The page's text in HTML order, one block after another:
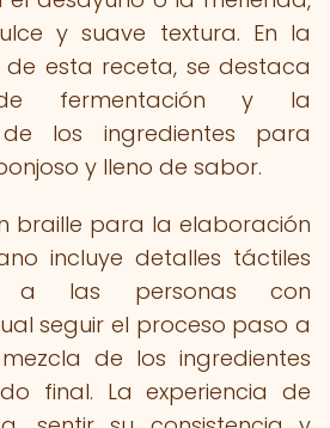
y suave textura. En la
de esta receta, se destaca
fermentación y la
los ingredientes para
y lleno de sabor.
braille para la elaboración
incluye detalles táctiles
a las personas con
seguir el proceso paso a
de los ingredientes
final. La experiencia de